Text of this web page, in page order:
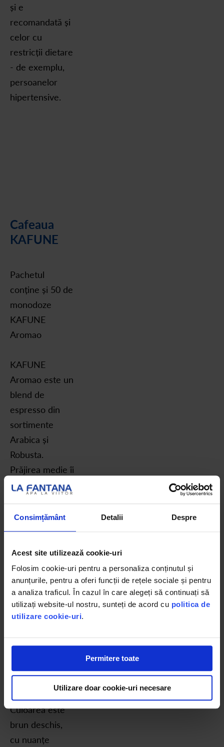
Consimțământ Detalii Despre
Acest site utilizează cookie-uri
Folosim cookie-uri pentru a personaliza conținutul și
anunțurile, pentru a oferi funcții de rețele sociale și pentru
a analiza traficul. În cazul în care alegeți să continuați să
utilizați website-ul nostru, sunteți de acord cu politica de
utilizare cookie-uri.
Permitere toate
Utilizare doar cookie-uri necesare
și e
recomandată și
celor cu
restricții dietare
- de exemplu,
persoanelor
hipertensive.
Cafeaua
KAFUNE
Pachetul
conține și 50 de
monodoze
KAFUNE
Aromao
KAFUNE
Aromao este un
blend de
espresso din
sortimente
Arabica și
Robusta.
Prăjirea medie îi
asigură o
intensă,
completată de o
Gustul său este
bogat, cu un
corp bine
definit și un
precum o
recentă,
Culoarea este
brun deschis,
cu nuanțe